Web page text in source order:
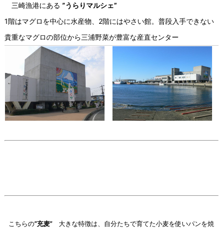
三崎漁港にある ”うらりマルシェ”
1階はマグロを中心に水産物、2階にはやさい館。普段入手できない
貴重なマグロの部位から三浦野菜が豊富な産直センター
こちらの”充麦”大きな特徴は、自分たちで育てた小麦を使いパンを焼